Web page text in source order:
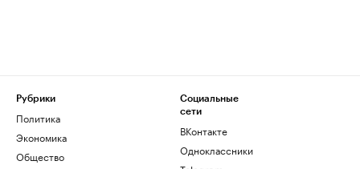
Рубрики
Политика
Экономика
Общество
Социальные
сети
ВКонтакте
Одноклассники